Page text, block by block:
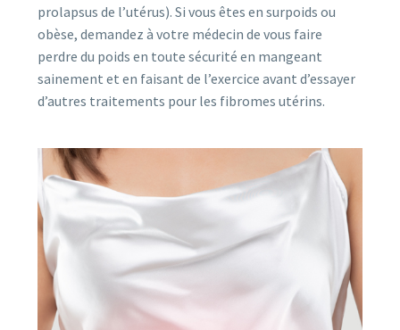
prolapsus de l’utérus). Si vous êtes en surpoids ou
obèse, demandez à votre médecin de vous faire
perdre du poids en toute sécurité en mangeant
sainement et en faisant de l’exercice avant d’essayer
d’autres traitements pour les fibromes utérins.